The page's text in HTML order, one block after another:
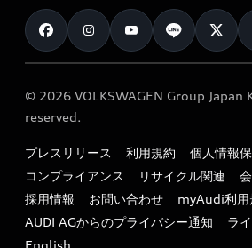
カタログ一覧
車検 / 定期点検
e-tronアフターサポート
myAudi
クオリティ
保証
メンテナンス
ファイナンス
キャンペーン / イベント
買取査定
お知らせ
オーナー様向けキャンペーン
特定整備適用車一覧
リサイクル法
よくある質問（FAQ）
© 2026 VOLKSWAGEN Group
reserved.
プレスリリース 利用規約
個人情報
コンプライアンス
リサイクル関連
採用情報
お問い合わせ
myAudi利用
AUDI AGからのプライバシー通知
ラ
English